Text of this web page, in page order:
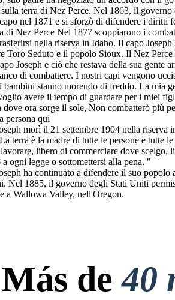
terra di Nez Perce. Nel 1863, il
nel 1871 e si sforzò di difendere i diritti
di Nez Perce Nel 1877 scoppiarono i
nella riserva in Idaho. Il capo
Toro Seduto e il popolo Sioux. Il Nez
Joseph e ciò che restava della sua gente
di combattere. I nostri capi vengono
bambini stanno morendo di freddo. La mia
avere il tempo di guardare per i miei
dove ora sorge il sole, Non combatterò più
persona qui
morì il 21 settembre 1904 nella
terra è la madre di tutte le persone e tutte
libero di commerciare dove scelgo,
ogni legge o sottomettersi alla pena. "
ha continuato a difendere il suo
Nel 1885, il governo degli Stati Uniti
a Wallowa Valley, nell'Oregon.
Más de40